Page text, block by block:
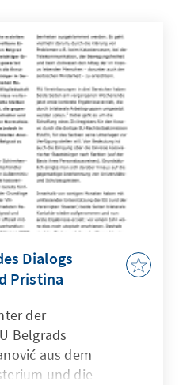
Dialogs
Pristina
der
Belgrads
aus dem
und die